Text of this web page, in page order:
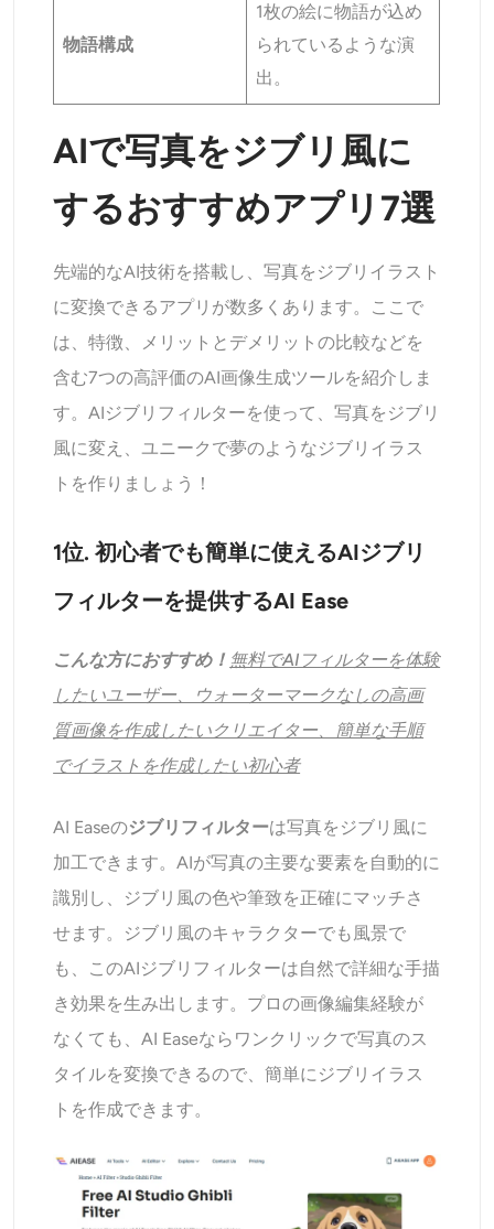
物語構成
1枚の絵に物語が込め
られているような演
出。
AIで写真をジブリ風に
するおすすめアプリ7選
先端的なAI技術を搭載し、写真をジブリイラスト
に変換できるアプリが数多くあります。ここで
は、特徴、メリットとデメリットの比較などを
含む7つの高評価のAI画像生成ツールを紹介しま
す。AIジブリフィルターを使って、写真をジブリ
風に変え、ユニークで夢のようなジブリイラス
トを作りましょう！
1位. 初心者でも簡単に使えるAIジブリ
フィルターを提供するAI Ease
こんな方におすすめ！ 無料でAIフィルターを体験
したいユーザー、ウォーターマークなしの高画
質画像を作成したいクリエイター、簡単な手順
でイラストを作成したい初心者
AI Easeのジブリフィルターは写真をジブリ風に
加工できます。AIが写真の主要な要素を自動的に
識別し、ジブリ風の色や筆致を正確にマッチさ
せます。ジブリ風のキャラクターでも風景で
も、このAIジブリフィルターは自然で詳細な手描
き効果を生み出します。プロの画像編集経験が
なくても、AI Easeならワンクリックで写真のス
タイルを変換できるので、簡単にジブリイラス
トを作成できます。